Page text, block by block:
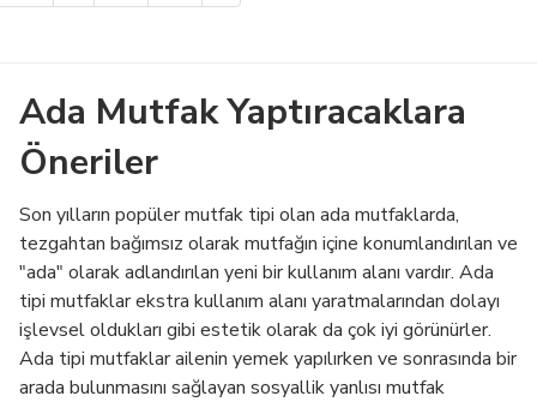
Ada Mutfak Yaptıracaklara
Öneriler
Son yılların popüler mutfak tipi olan ada mutfaklarda,
tezgahtan bağımsız olarak mutfağın içine konumlandırılan ve
"ada" olarak adlandırılan yeni bir kullanım alanı vardır. Ada
tipi mutfaklar ekstra kullanım alanı yaratmalarından dolayı
işlevsel oldukları gibi estetik olarak da çok iyi görünürler.
Ada tipi mutfaklar ailenin yemek yapılırken ve sonrasında bir
arada bulunmasını sağlayan sosyallik yanlısı mutfak